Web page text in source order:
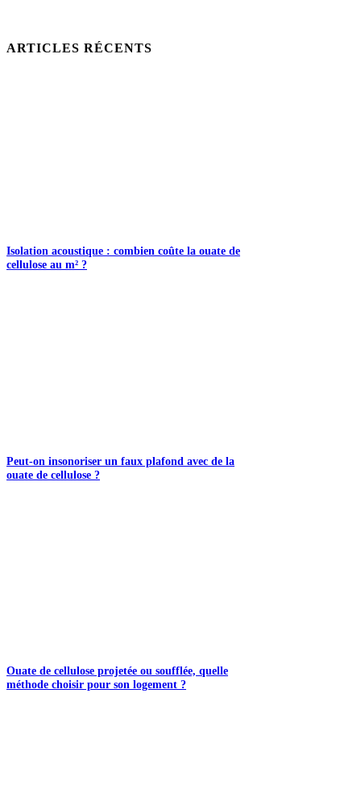
ARTICLES RÉCENTS
Isolation acoustique : combien coûte la ouate de
cellulose au m² ?
Peut-on insonoriser un faux plafond avec de la
ouate de cellulose ?
Ouate de cellulose projetée ou soufflée, quelle
méthode choisir pour son logement ?